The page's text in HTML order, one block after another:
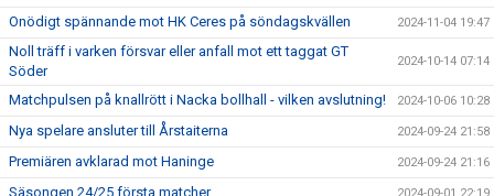
Onödigt spännande mot HK Ceres på söndagskvällen 2024-11-04 19:47
Noll träff i varken försvar eller anfall mot ett taggat GT
Söder
2024-10-14 07:14
Matchpulsen på knallrött i Nacka bollhall - vilken avslutning! 2024-10-06 10:28
Nya spelare ansluter till Årstaiterna 2024-09-24 21:58
Premiären avklarad mot Haninge 2024-09-24 21:16
Säsongen 24/25 första matcher